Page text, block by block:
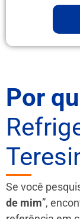
Por
Se você
de mim”,